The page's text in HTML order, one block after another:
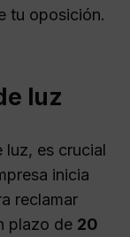
tu oposición.
luz
luz, es crucial
inicia
reclamar
plazo de 20